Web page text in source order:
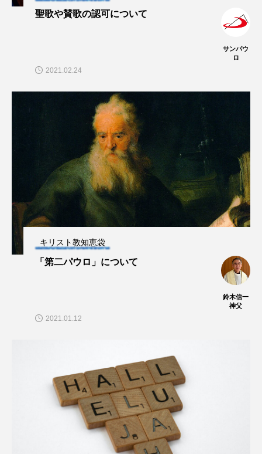
聖歌や賛歌の認可について
サンパウ
ロ
2021.02.24
キリスト教知恵袋
「第二パウロ」について
鈴木信一
神父
2021.01.12